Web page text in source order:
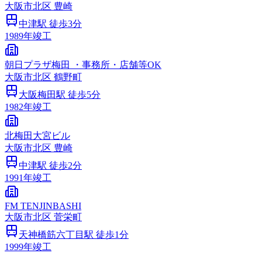
大阪市北区 豊崎
中津駅 徒歩3分
1989年竣工
朝日プラザ梅田 ・事務所・店舗等OK
大阪市北区 鶴野町
大阪梅田駅 徒歩5分
1982年竣工
北梅田大宮ビル
大阪市北区 豊崎
中津駅 徒歩2分
1991年竣工
FM TENJINBASHI
大阪市北区 菅栄町
天神橋筋六丁目 駅 徒歩1分
1999年竣工